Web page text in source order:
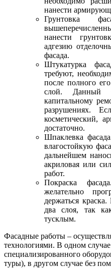
нанести
Грунтовка
нанести
адгезию
фасада.
Штукатурка
требуют,
после полного
слой. Данный
капитальному
разрушениях.
косметический,
достаточно.
Шпаклевка
влагостойкую
дальнейшем
акриловая или
работ.
Покраска
желательно
держаться
два слоя, так
тусклым.
Фасадные работы –
технологиями. В одном
специализированного
туры), в другом случае без